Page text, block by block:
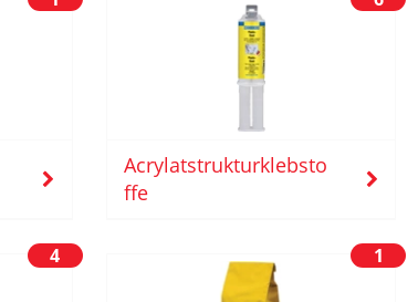
Acrylatstrukturklebsto
ffe
4 1